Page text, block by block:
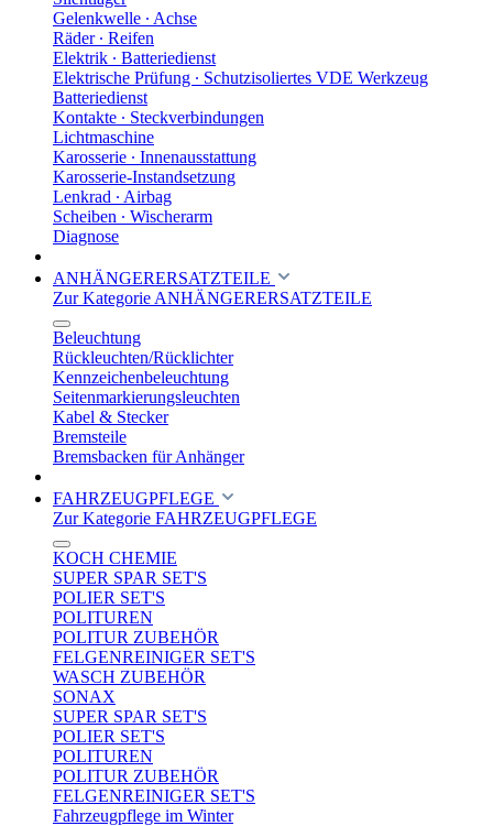
Gelenkwelle ∙ Achse
Räder ∙ Reifen
Elektrik ∙ Batteriedienst
Elektrische Prüfung ∙ Schutzisoliertes VDE Werkzeug
Batteriedienst
Kontakte ∙ Steckverbindungen
Lichtmaschine
Karosserie ∙ Innenausstattung
Karosserie-Instandsetzung
Lenkrad ∙ Airbag
Scheiben ∙ Wischerarm
Diagnose
ANHÄNGERERSATZTEILE
Zur Kategorie ANHÄNGERERSATZTEILE
Beleuchtung
Rückleuchten/Rücklichter
Kennzeichenbeleuchtung
Seitenmarkierungsleuchten
Kabel & Stecker
Bremsteile
Bremsbacken für Anhänger
FAHRZEUGPFLEGE
Zur Kategorie FAHRZEUGPFLEGE
KOCH CHEMIE
SUPER SPAR SET'S
POLIER SET'S
POLITUREN
POLITUR ZUBEHÖR
FELGENREINIGER SET'S
WASCH ZUBEHÖR
SONAX
SUPER SPAR SET'S
POLIER SET'S
POLITUREN
POLITUR ZUBEHÖR
FELGENREINIGER SET'S
Fahrzeugpflege im Winter